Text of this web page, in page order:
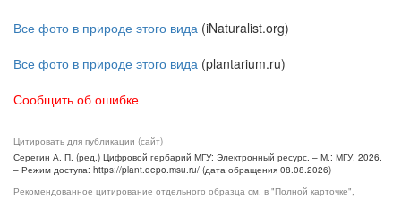
Все фото в природе этого вида (iNaturalist.org)
Все фото в природе этого вида (plantarium.ru)
Сообщить об ошибке
Цитировать для публикации (сайт)
Серегин А. П. (ред.) Цифровой гербарий МГУ: Электронный ресурс. – М.: МГУ, 2026.
– Режим доступа: https://plant.depo.msu.ru/ (дата обращения 08.08.2026)
Рекомендованное цитирование отдельного образца см. в "Полной карточке",